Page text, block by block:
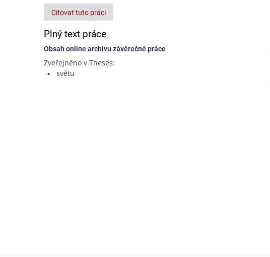
Citovat tuto práci
Plný text práce
Obsah online archivu závěrečné práce
Zveřejněno v Theses:
světu